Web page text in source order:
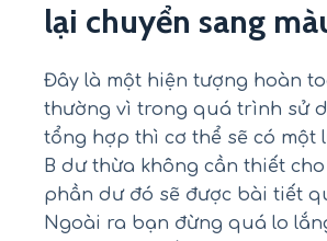
lại chuyển sang
Đây là một hiện tượng hoàn
thường vì trong quá trình sử
tổng hợp thì cơ thể sẽ có một
B dư thừa không cần thiết cho
phần dư đó sẽ được bài tiết
Ngoài ra bạn đừng quá lo